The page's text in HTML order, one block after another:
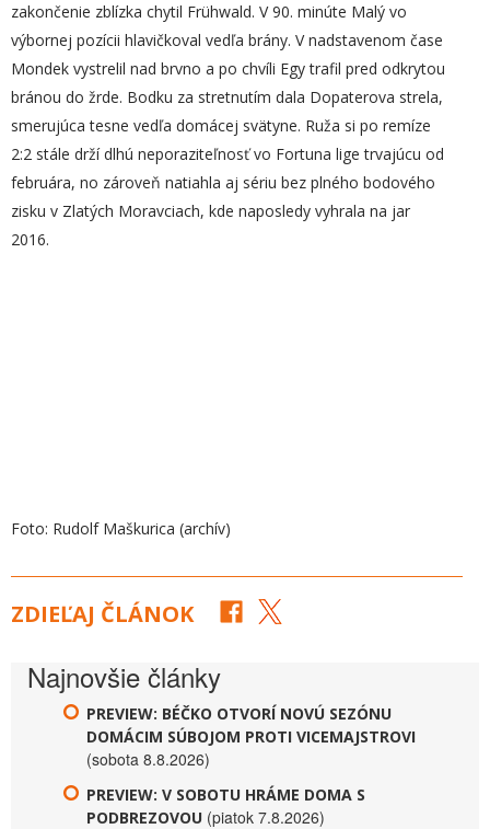
zakončenie zblízka chytil Frühwald. V 90. minúte Malý vo
výbornej pozícii hlavičkoval vedľa brány. V nadstavenom čase
Mondek vystrelil nad brvno a po chvíli Egy trafil pred odkrytou
bránou do žrde. Bodku za stretnutím dala Dopaterova strela,
smerujúca tesne vedľa domácej svätyne. Ruža si po remíze
2:2 stále drží dlhú neporaziteľnosť vo Fortuna lige trvajúcu od
februára, no zároveň natiahla aj sériu bez plného bodového
zisku v Zlatých Moravciach, kde naposledy vyhrala na jar
2016.
Foto: Rudolf Maškurica (archív)
ZDIEĽAJ ČLÁNOK
Najnovšie články
PREVIEW: BÉČKO OTVORÍ NOVÚ SEZÓNU
DOMÁCIM SÚBOJOM PROTI VICEMAJSTROVI
(sobota 8.8.2026)
PREVIEW: V SOBOTU HRÁME DOMA S
PODBREZOVOU (piatok 7.8.2026)